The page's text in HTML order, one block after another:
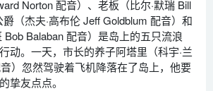
Norton 配音）、老板（比尔·默瑞 Bill
（杰夫·高布伦 Jeff Goldblum 配音）和
Bob Balaban 配音）是岛上的五只流浪
动。一天，市长的养子阿塔里（科宇·兰
）忽然驾驶着飞机降落在了岛上，他要
挚友点点。